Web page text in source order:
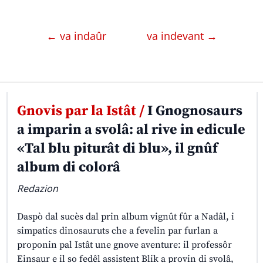
← va indaûr va indevant →
Gnovis par la Istât /I Gnognosaurs
a imparin a svolâ: al rive in edicule
«Tal blu piturât di blu», il gnûf
album di colorâ
Redazion
Daspò dal sucès dal prin album vignût fûr a Nadâl, i
simpatics dinosauruts che a fevelin par furlan a
proponin pal Istât une gnove aventure: il professôr
Einsaur e il so fedêl assistent Blik a provin di svolâ,